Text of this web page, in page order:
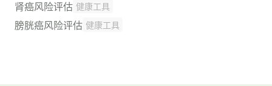
肾癌风险评估 健康工具
膀胱癌风险评估 健康工具